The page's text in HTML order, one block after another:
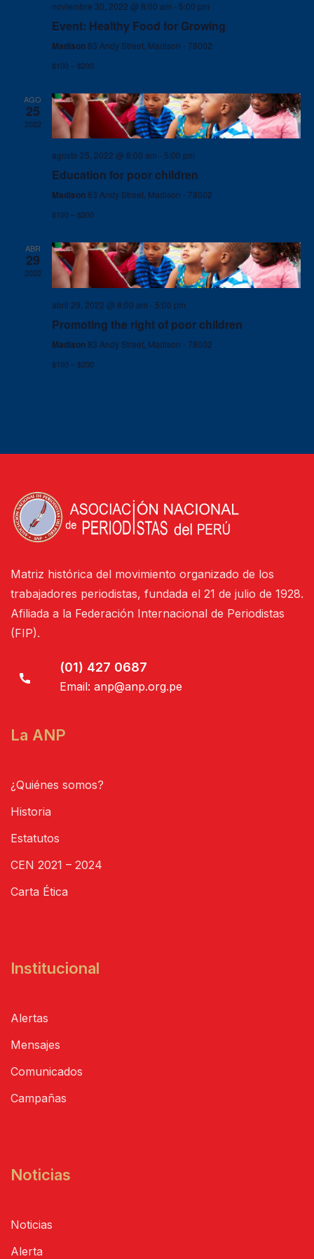
noviembre 30, 2022 @ 8:00 am - 5:00 pm
Event: Healthy Food for Growing
Madison83 Andy Street, Madison - 78002
$100 – $200
AGO
25
2022
agosto 25, 2022 @ 8:00 am - 5:00 pm
Education for poor children
Madison83 Andy Street, Madison - 78002
$100 – $200
ABR
29
2022
abril 29, 2022 @ 8:00 am - 5:00 pm
Promoting the right of poor children
Madison83 Andy Street, Madison - 78002
$100 – $200
Matriz histórica del movimiento organizado de los
trabajadores periodistas, fundada el 21 de julio de 1928.
Afiliada a la Federación Internacional de Periodistas
(FIP).
(01) 427 0687
Email: anp@anp.org.pe
La ANP
¿Quiénes somos?
Historia
Estatutos
CEN 2021 – 2024
Carta Ética
Institucional
Alertas
Mensajes
Comunicados
Campañas
Noticias
Noticias
Alerta